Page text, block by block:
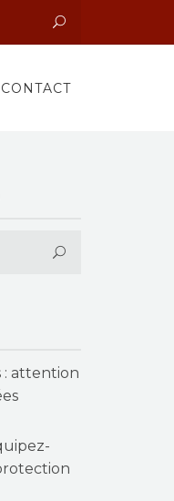
CONTACT
: attention